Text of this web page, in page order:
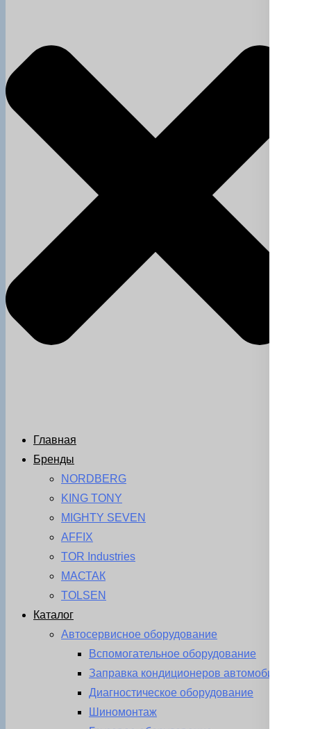
Главная
Бренды
NORDBERG
KING TONY
MIGHTY SEVEN
AFFIX
TOR Industries
МАСТАК
TOLSEN
Каталог
Автосервисное оборудование
Вспомогательное оборудование
Заправка кондиционеров автомобиля
Диагностическое оборудование
Шиномонтаж